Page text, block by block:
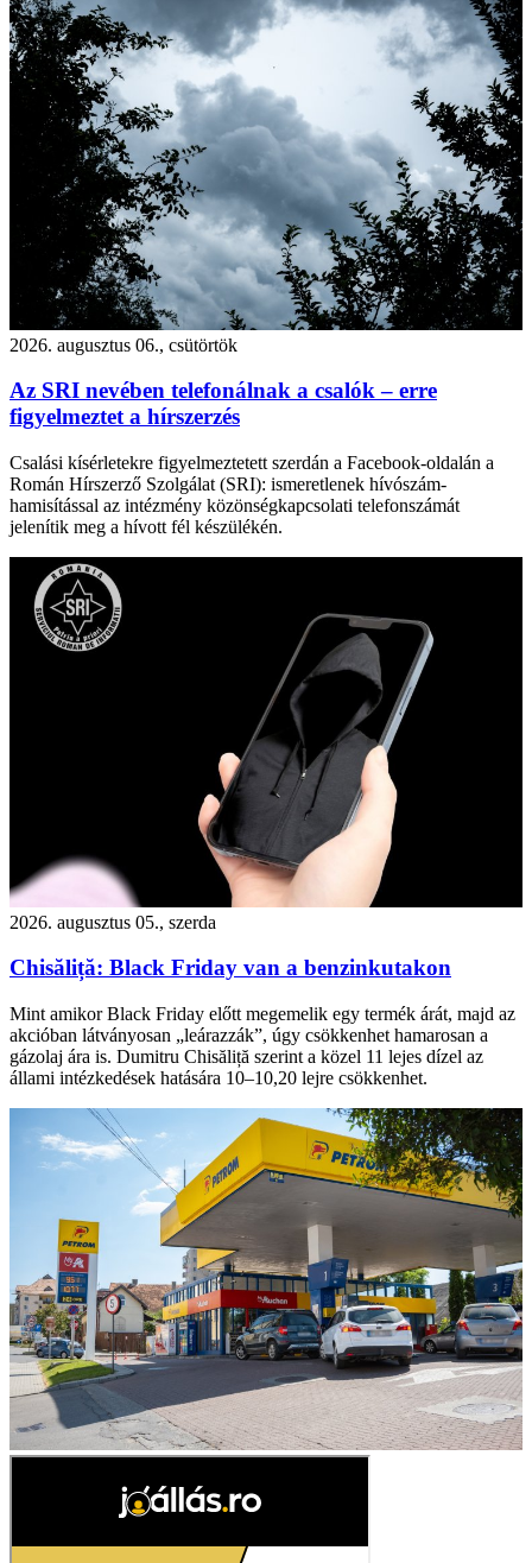
2026. augusztus 06., csütörtök
Az SRI nevében telefonálnak a csalók – erre
figyelmeztet a hírszerzés
Csalási kísérletekre figyelmeztetett szerdán a Facebook-oldalán a
Román Hírszerző Szolgálat (SRI): ismeretlenek hívószám-
hamisítással az intézmény közönségkapcsolati telefonszámát
jelenítik meg a hívott fél készülékén.
2026. augusztus 05., szerda
Chisăliță: Black Friday van a benzinkutakon
Mint amikor Black Friday előtt megemelik egy termék árát, majd az
akcióban látványosan „leárazzák”, úgy csökkenhet hamarosan a
gázolaj ára is. Dumitru Chisăliță szerint a közel 11 lejes dízel az
állami intézkedések hatására 10–10,20 lejre csökkenhet.